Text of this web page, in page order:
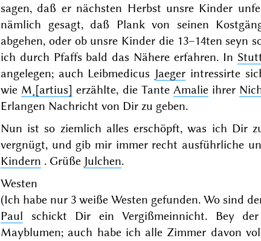
sagen, daß er nächsten Herbst unsre Kinder
nämlich gesagt, daß Plank von seinen
abgehen, oder ob unsre Kinder die 13–14ten
ich durch Pfaffs bald das Nähere erfahren. In
angelegen; auch Leibmedicus Jaeger intressirte
wie M˖[artius] erzählte, die TanteAmalie ihrer
Erlangen Nachricht von Dir zu geben.
Nun ist so ziemlich alles erschöpft, was ich Dir
vergnügt, und gib mir immer recht ausführliche
Kindern . Grüße Julchen.
Westen
(Ich habe nur 3 weiße Westen gefunden. Wo sind
Paul schickt Dir ein Vergißmeinnicht. Bey
Mayblumen; auch habe ich alle Zimmer davon